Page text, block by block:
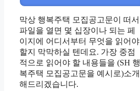
막상 행복주택 모집공고문이 떠서
파일을 열면 몇 십장이나 되는 페
이지에 어디서부터 무엇을 읽어야
할지 막막하실 텐데요. 가장 중점
적으로 읽어야 할 내용들을 (SH 행
복주택 모집공고문을 예시로)소개
해드리겠습니다.